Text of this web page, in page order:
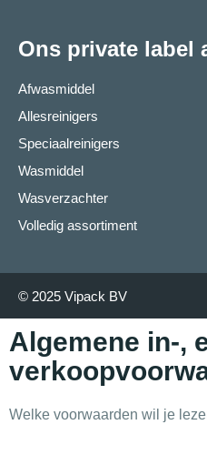
Ons private label
Afwasmiddel
Allesreinigers
Speciaalreinigers
Wasmiddel
Wasverzachter
Volledig assortiment
© 2025 Vipack BV
Algemene in-,
Welke voorwaarden wil je